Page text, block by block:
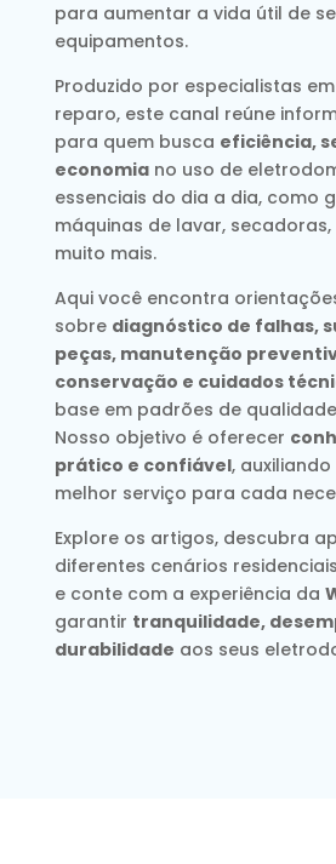
para aumentar a vida útil de
equipamentos.
Produzido por especialistas
reparo, este canal reúne
para quem busca eficiência,
economiano uso de
essenciais do dia a dia, como
máquinas de lavar,
muito mais.
Aqui você encontra
sobre diagnóstico de falhas,
peças, manutenção
conservação e cuidados
base em padrões de
Nosso objetivo é oferecer
prático e confiável,
melhor serviço para cada
Explore os artigos, descubra
diferentes cenários
e conte com a experiência da
garantir tranquilidade,
durabilidade aos seus